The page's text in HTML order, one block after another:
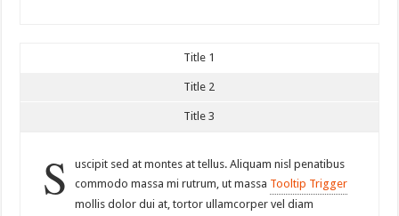
Title 1
Title 2
Title 3
S
uscipit sed at montes at tellus. Aliquam nisl penatibus
commodo massa mi rutrum, ut massa Tooltip Trigger
mollis dolor dui at, tortor ullamcorper vel diam